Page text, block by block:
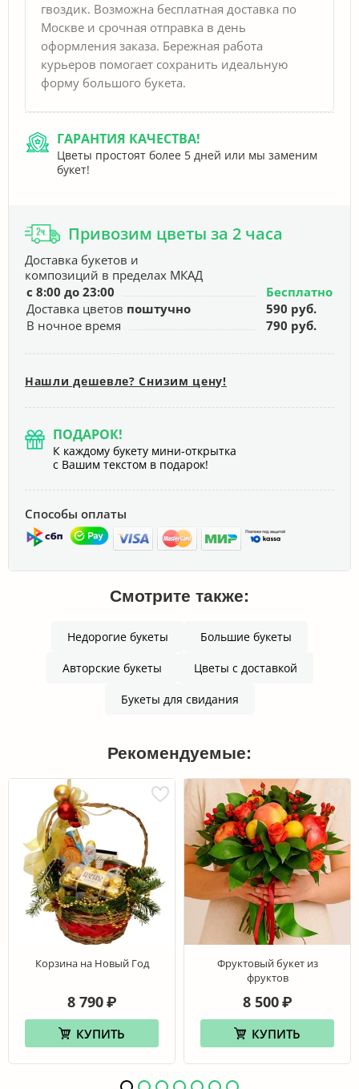
гвоздик. Возможна бесплатная доставка по
Москве и срочная отправка в день
оформления заказа. Бережная работа
курьеров помогает сохранить идеальную
форму большого букета.
ГАРАНТИЯ КАЧЕСТВА!
Цветы простоят более 5 дней или мы заменим
букет!
Привозим цветы за 2 часа
Доставка букетов и
композиций в пределах МКАД
с 8:00 до 23:00
Бесплатно
Доставка цветов поштучно
590 руб.
В ночное время
790 руб.
Нашли дешевле? Снизим цену!
ПОДАРОК!
К каждому букету мини-открытка
с Вашим текстом в подарок!
Способы оплаты
Смотрите также:
Недорогие букеты Большие букеты
Авторские букеты Цветы с доставкой
Букеты для свидания
Рекомендуемые:
Корзина на Новый Год
8 790 ₽
КУПИТЬ
Фруктовый букет из
фруктов
8 500 ₽
КУПИТЬ